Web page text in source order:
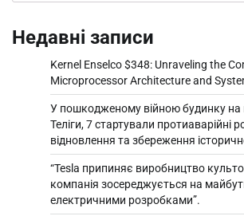
Недавні записи
Kernel Enselco $348: Unraveling the
Microprocessor Architecture and
У пошкодженому війною будинку на
Теліги, 7 стартували протиаварійні
відновлення та збереження
“Tesla припиняє виробництво
компанія зосереджується на
електричними розробками”.